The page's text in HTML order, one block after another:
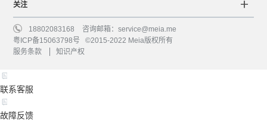
关注
18802083168 咨询邮箱：service@meia.me
粤ICP备15063798号 ©2015-2022 Meia版权所有
服务条款
知识产权
联系客服
故障反馈